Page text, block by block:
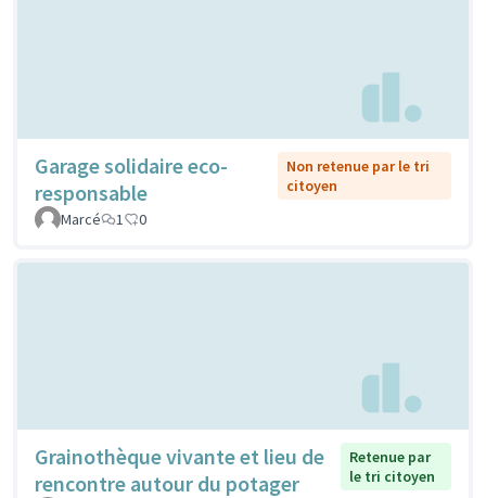
Garage solidaire eco-
responsable
Non retenue par le tri
citoyen
Marcé
1 0
Grainothèque vivante et lieu de
rencontre autour du potager
Retenue par
le tri citoyen